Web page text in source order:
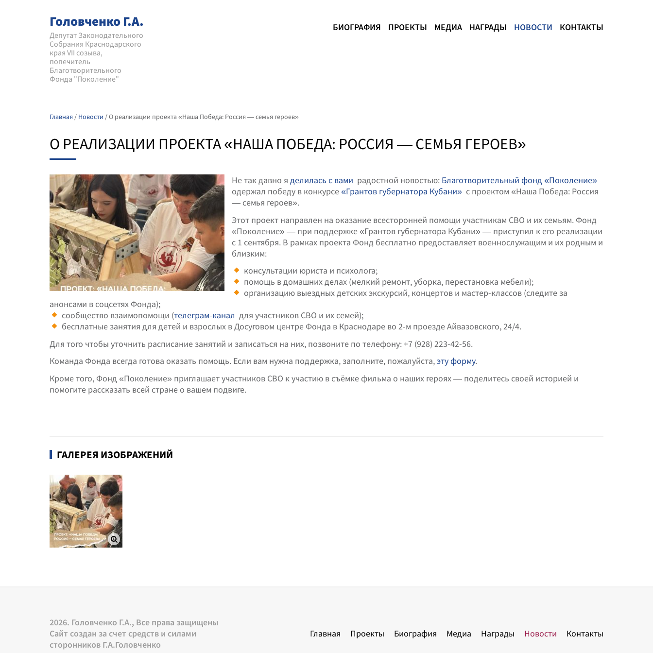
Головченко Г.А.
Депутат Законодательного
Собрания Краснодарского
края VII созыва,
попечитель
Благотворительного
Фонда "Поколение"
БИОГРАФИЯ ПРОЕКТЫ МЕДИА НАГРАДЫ НОВОСТИ КОНТАКТЫ
Главная / Новости /О реализации проекта «Наша Победа: Россия — семья героев»
О РЕАЛИЗАЦИИ ПРОЕКТА «НАША ПОБЕДА: РОССИЯ — СЕМЬЯ ГЕРОЕВ»
Не так давно я делилась с вами радостной новостью: Благотворительный фонд «Поколение»
одержал победу в конкурсе«Грантов губернатора Кубани» с проектом «Наша Победа: Россия
— семья героев».
Этот проект направлен на оказание всесторонней помощи участникам СВО и их семьям. Фонд
«Поколение» — при поддержке «Грантов губернатора Кубани» — приступил к его реализации
с 1 сентября. В рамках проекта Фонд бесплатно предоставляет военнослужащим и их родным и
близким:
консультации юриста и психолога;
помощь в домашних делах (мелкий ремонт, уборка, перестановка мебели);
организацию выездных детских экскурсий, концертов и мастер-классов (следите за
анонсами в соцсетях Фонда);
сообщество взаимопомощи (телеграм-канал для участников СВО и их семей);
бесплатные занятия для детей и взрослых в Досуговом центре Фонда в Краснодаре во 2-м проезде Айвазовского, 24/4.
Для того чтобы уточнить расписание занятий и записаться на них, позвоните по телефону: +7 (928) 223-42-56.
Команда Фонда всегда готова оказать помощь. Если вам нужна поддержка, заполните, пожалуйста,эту форму.
Кроме того, Фонд «Поколение» приглашает участников СВО к участию в съёмке фильма о наших героях — поделитесь своей историей и
помогите рассказать всей стране о вашем подвиге.
ГАЛЕРЕЯ ИЗОБРАЖЕНИЙ
2026. Головченко Г.А., Все права защищены
Сайт создан за счет средств и силами
сторонников Г.А.Головченко
Главная Проекты Биография Медиа Награды Новости Контакты